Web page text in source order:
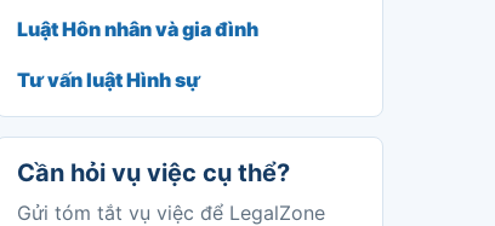
Luật Hôn nhân và gia đình
Tư vấn luật Hình sự
Cần hỏi vụ việc cụ thể?
Gửi tóm tắt vụ việc để LegalZone